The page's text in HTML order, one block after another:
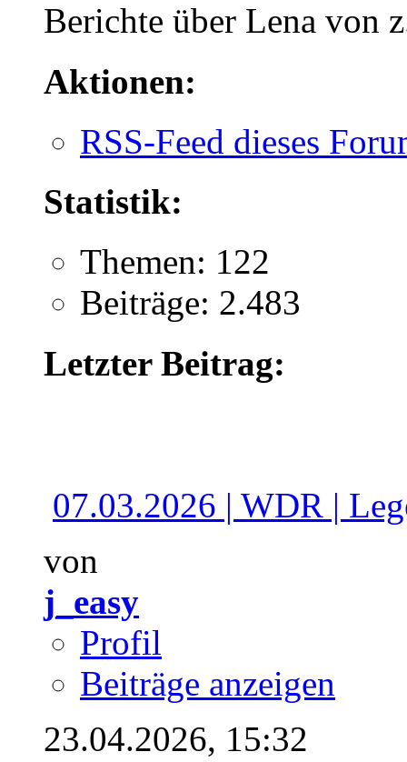
Berichte über Lena von
Aktionen:
RSS-Feed dieses
Statistik:
Themen: 122
Beiträge: 2.483
Letzter Beitrag:
07.03.2026 | WDR |
von
j_easy
Profil
Beiträge anzeigen
23.04.2026, 15:32